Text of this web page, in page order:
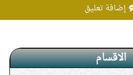
إضافة تعليق
الاقسام